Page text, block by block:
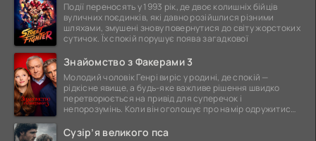
Події переносять у 1993 рік, де двоє колишніх бійців
вуличних поєдинків, які давно розійшлися різними
шляхами, змушені знову повернутися до світу жорстоких
сутичок. Їх спокій порушує поява загадкової
Знайомство з Факерами 3
Молодий чоловік Генрі виріс у родині, де спокій —
рідкісне явище, а будь-яке важливе рішення швидко
перетворюється на привід для суперечок і
непорозумінь. Коли він оголошує про намір одружитися,
Сузір’я великого пса